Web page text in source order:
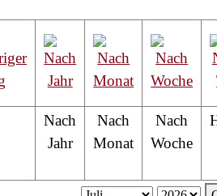
Nach
Jahr
Nach
Monat
Nach
Woche